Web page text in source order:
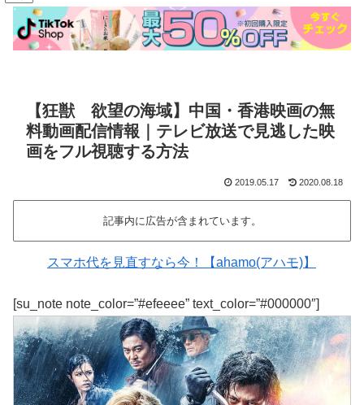
【狂獣 欲望の海域】中国・香港映画の無
料動画配信情報｜テレビ放送で見逃した映
画をフル視聴する方法
2019.05.17 2020.08.18
記事内に広告が含まれています。
スマホ代を見直すなら今！【ahamo(アハモ)】
[su_note note_color=”#efeeee” text_color=”#000000″]